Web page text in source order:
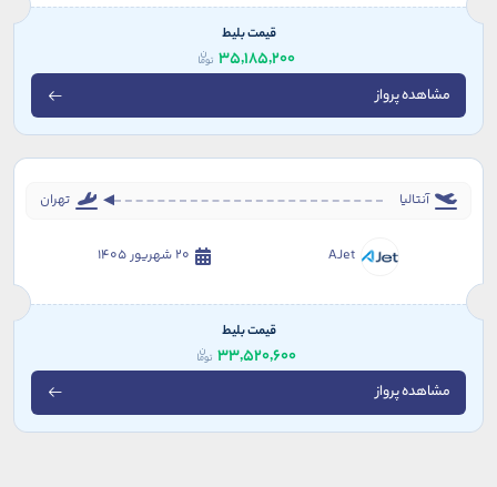
قیمت بلیط
35,185,200
مشاهده پرواز
آنتالیا تهران
AJet 20 شهریور 1405
قیمت بلیط
33,520,600
مشاهده پرواز